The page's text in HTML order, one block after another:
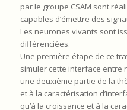
par le groupe CSAM sont
capables d’émettre des
Les neurones vivants sont
différenciées.
Une première étape de ce
simuler cette interface entre
une deuxième partie de la
et à la caractérisation
qu’à la croissance et à la